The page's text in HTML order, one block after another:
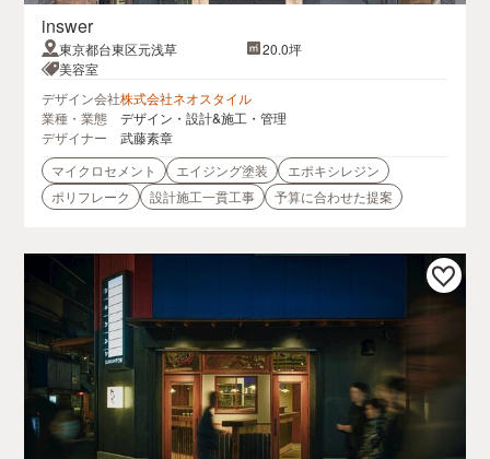
inswer
東京都台東区元浅草
20.0坪
美容室
デザイン会社株式会社ネオスタイル
業種・業態
デザイン・設計&施工・管理
デザイナー
武藤素章
マイクロセメント
エイジング塗装
エポキシレジン
ポリフレーク
設計施工一貫工事 予算に合わせた提案